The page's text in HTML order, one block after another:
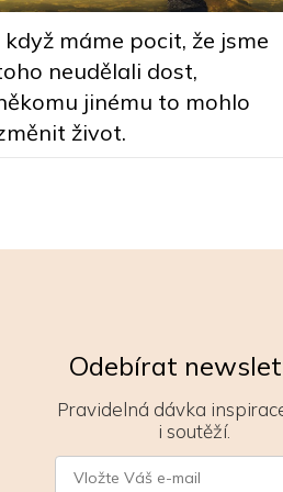
když máme pocit, že jsme
neudělali dost,
jinému to mohlo
život.
Odebírat
Pravidelná dávka
i soutěží.